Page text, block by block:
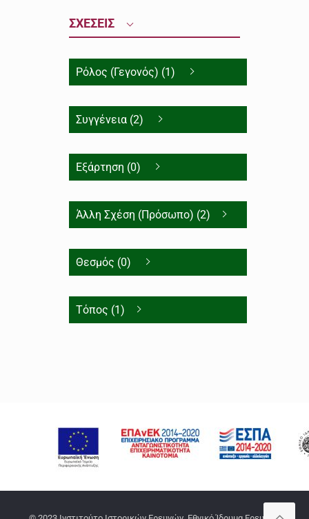
ΣΧΕΣΕΙΣ
Ρόλος (Γεγονός) (1)
Συγγένεια (2)
Εξάρτηση (0)
Άλλη Σχέση (Πρόσωπο) (2)
Θεσμός (0)
Τόπος (1)